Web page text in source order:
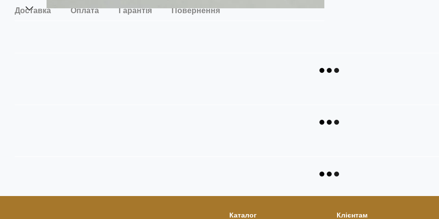
Доставка Оплата Гарантія Повернення
Каталог Клієнтам